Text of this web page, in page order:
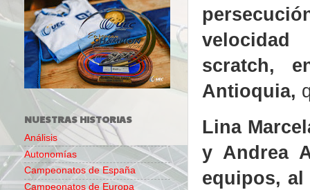
scratch,
Antioquia,
Lina
y Andrea
equipos,
NUESTRAS HISTORIAS
Análisis
Autonomías
Campeonatos de España
Campeonatos de Europa